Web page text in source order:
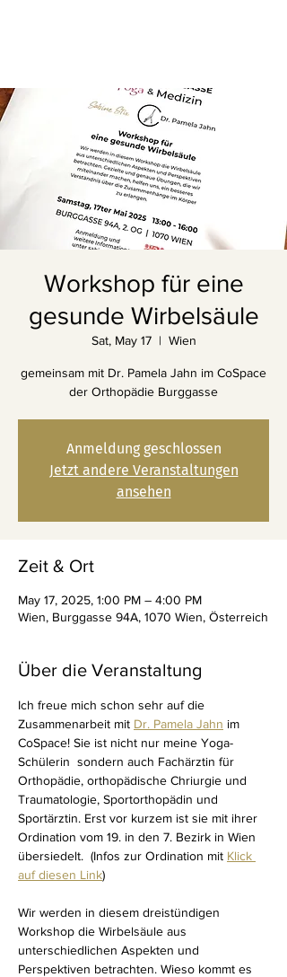
Workshop für eine
gesunde Wirbelsäule
Sat, May 17
  |
Wien
gemeinsam mit Dr. Pamela Jahn im CoSpace
der Orthopädie Burggasse
Anmeldung geschlossen
Jetzt andere Veranstaltungen
ansehen
Zeit & Ort
May 17, 2025, 1:00 PM – 4:00 PM
Wien, Burggasse 94A, 1070 Wien, Österreich
Über die Veranstaltung
Ich freue mich schon sehr auf die
Zusammenarbeit mit Dr. Pamela Jahn im
CoSpace! Sie ist nicht nur meine Yoga-
Schülerin  sondern auch Fachärztin für
Orthopädie, orthopädische Chriurgie und
Traumatologie, Sportorthopädin und
Sportärztin. Erst vor kurzem ist sie mit ihrer
Ordination vom 19. in den 7. Bezirk in Wien
übersiedelt.  (Infos zur Ordination mit Klick
auf diesen Link)
Wir werden in diesem dreistündigen
Workshop die Wirbelsäule aus
unterschiedlichen Aspekten und
Perspektiven betrachten. Wieso kommt es